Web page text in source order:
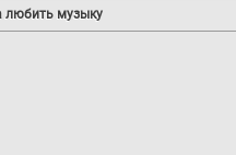
любить музыку